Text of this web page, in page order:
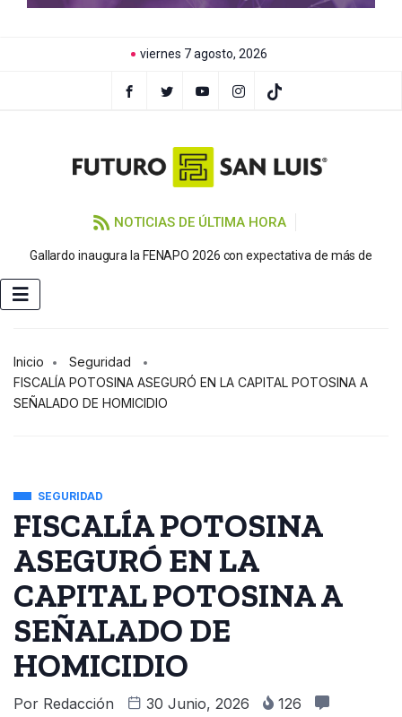
viernes 7 agosto, 2026
NOTICIAS DE ÚLTIMA HORA
Gallardo inaugura la FENAPO 2026 con expectativa de más de
Inicio
Seguridad
FISCALÍA POTOSINA ASEGURÓ EN LA CAPITAL POTOSINA A
SEÑALADO DE HOMICIDIO
SEGURIDAD
FISCALÍA POTOSINA
ASEGURÓ EN LA
CAPITAL POTOSINA A
SEÑALADO DE
HOMICIDIO
Por Redacción 30 Junio, 2026
126